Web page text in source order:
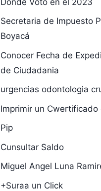
Secretaria de Impuesto
Boyacá
Conocer Fecha de
de Ciudadania
urgencias odontologia
Imprimir un Cwertificado
Pip
Cunsultar Saldo
Miguel Angel Luna
+Suraa un Click